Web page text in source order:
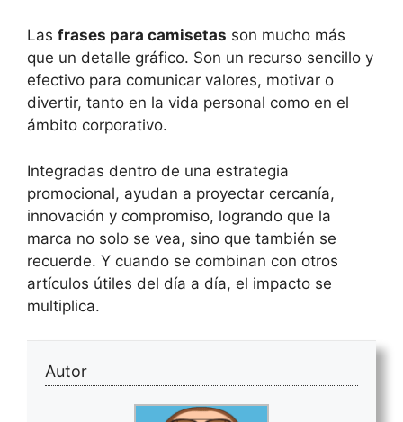
Las frases para camisetas son mucho más
que un detalle gráfico. Son un recurso sencillo y
efectivo para comunicar valores, motivar o
divertir, tanto en la vida personal como en el
ámbito corporativo.
Integradas dentro de una estrategia
promocional, ayudan a proyectar cercanía,
innovación y compromiso, logrando que la
marca no solo se vea, sino que también se
recuerde. Y cuando se combinan con otros
artículos útiles del día a día, el impacto se
multiplica.
Autor